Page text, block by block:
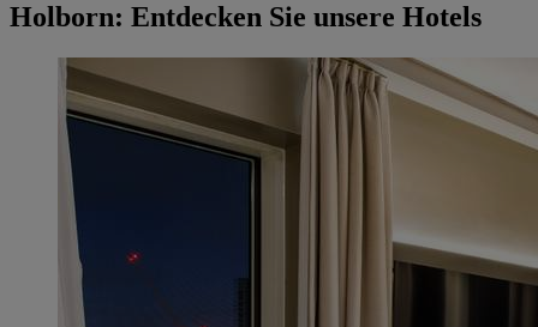
Holborn: Entdecken Sie unsere Hotels